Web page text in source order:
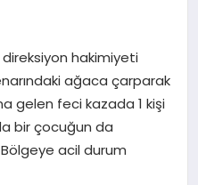
hakimiyeti
ağaca çarparak
gelen feci kazada 1 kişi
bir çocuğun da
acil durum